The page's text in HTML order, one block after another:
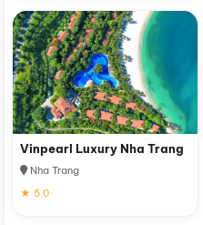
Vinpearl Luxury Nha Trang
Nha Trang
★ 5.0